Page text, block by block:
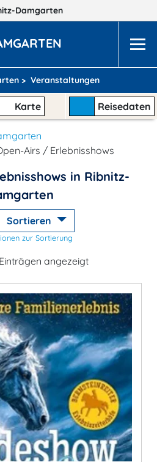
Damgarten
> Veranstaltungen
Karte Reisedaten
Airs / Erlebnisshows
in Ribnitz-
Sortieren
zur Sortierung
angezeigt